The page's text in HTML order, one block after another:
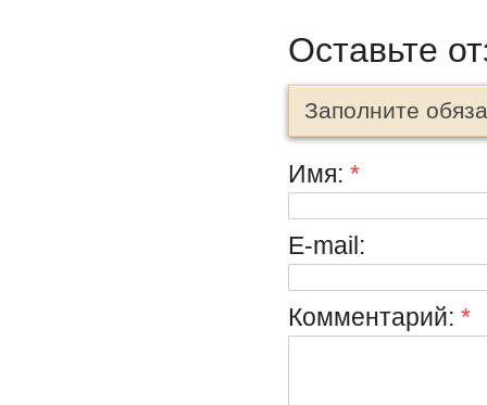
Оставьте
Заполните
Имя: *
E-mail:
Комментарий: *